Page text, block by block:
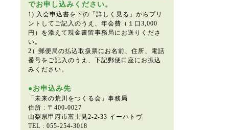
でお申し込みください。
1) 入会申込書を下の「詳しく見る」からプリ
ントしてご記入のうえ、年会費（１口3,000
円）を添えて現金書留事務局にお送りくださ
い。
2）郵便局の払込取扱票にお名前、住所、電話
番号をご記入のうえ、下記郵便口座にお振込
みください。
●お申込み先
「未来の荒川をつくる会」事務局
住所 : 〒400-0027
山梨県甲府市富士見2-2-33 イーハトヴ
TEL : 055-254-3018